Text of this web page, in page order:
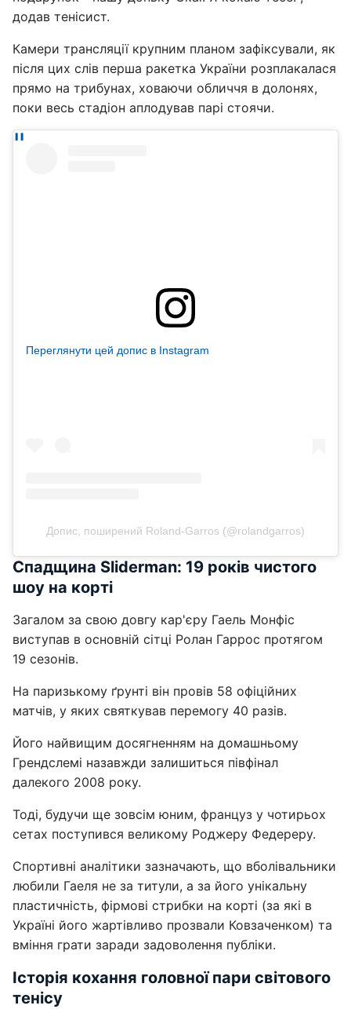
додав тенісист.
Камери трансляції крупним планом зафіксували, як
після цих слів перша ракетка України розплакалася
прямо на трибунах, ховаючи обличчя в долонях,
поки весь стадіон аплодував парі стоячи.
Переглянути цей допис в Instagram
Допис, поширений Roland-Garros (@rolandgarros)
Спадщина Sliderman: 19 років чистого
шоу на корті
Загалом за свою довгу кар'єру Гаель Монфіс
виступав в основній сітці Ролан Гаррос протягом
19 сезонів.
На паризькому ґрунті він провів 58 офіційних
матчів, у яких святкував перемогу 40 разів.
Його найвищим досягненням на домашньому
Грендслемі назавжди залишиться півфінал
далекого 2008 року.
Тоді, будучи ще зовсім юним, француз у чотирьох
сетах поступився великому Роджеру Федереру.
Спортивні аналітики зазначають, що вболівальники
любили Гаеля не за титули, а за його унікальну
пластичність, фірмові стрибки на корті (за які в
Україні його жартівливо прозвали Ковзаченком) та
вміння грати заради задоволення публіки.
Історія кохання головної пари світового
тенісу